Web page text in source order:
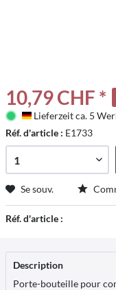
10,79 CHF *
Deutschland
Lieferzeit ca. 5
Réf. d'article : E1733
Se souv.
Réf. d'article :
Description
Porte-bouteille pour